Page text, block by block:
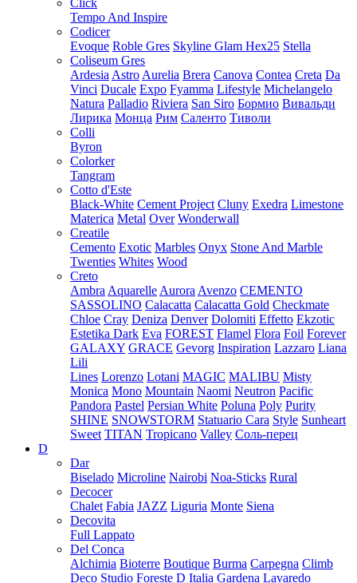
Click
Tempo And Inspire
Codicer
Evoque Roble Gres Skyline Glam Hex25 Stella
Coliseum Gres
Ardesia Astro Aurelia Brera Canova Contea Creta Da
Vinci Ducale Expo Fyamma Lifestyle Michelangelo
Natura Palladio Riviera San Siro Бормио Вивальди
Лирика Монца Рим Саленто Тиволи
Colli
Byron
Colorker
Tangram
Cotto d'Este
Black-White Cement Project Cluny Exedra Limestone
Materica Metal Over Wonderwall
Creatile
Cemento Exotic Marbles Onyx Stone And Marble
Twenties Whites Wood
Creto
Ambra Aquarelle Aurora Avenzo CEMENTO
SASSOLINO Calacatta Calacatta Gold Checkmate
Chloe Cray Deniza Denver Dolomiti Effetto Ekzotic
Estetika Dark Eva FOREST Flamel Flora Foil Forever
GALAXY GRACE Gevorg Inspiration Lazzaro Liana
Lili
Lines Lorenzo Lotani MAGIC MALIBU Misty
Monica Mono Mountain Naomi Neutron Pacific
Pandora Pastel Persian White Poluna Poly Purity
SHINE SNOWSTORM Statuario Cara Style Sunheart
Sweet TITAN Tropicano Valley Соль-перец
D
Dar
Biselado Microline Nairobi Noa-Sticks Rural
Decocer
Chalet Fabia JAZZ Liguria Monte Siena
Decovita
Full Lappato
Del Conca
Alchimia Bioterre Boutique Burma Carpegna Climb
Deco Studio Foreste D Italia Gardena Lavaredo